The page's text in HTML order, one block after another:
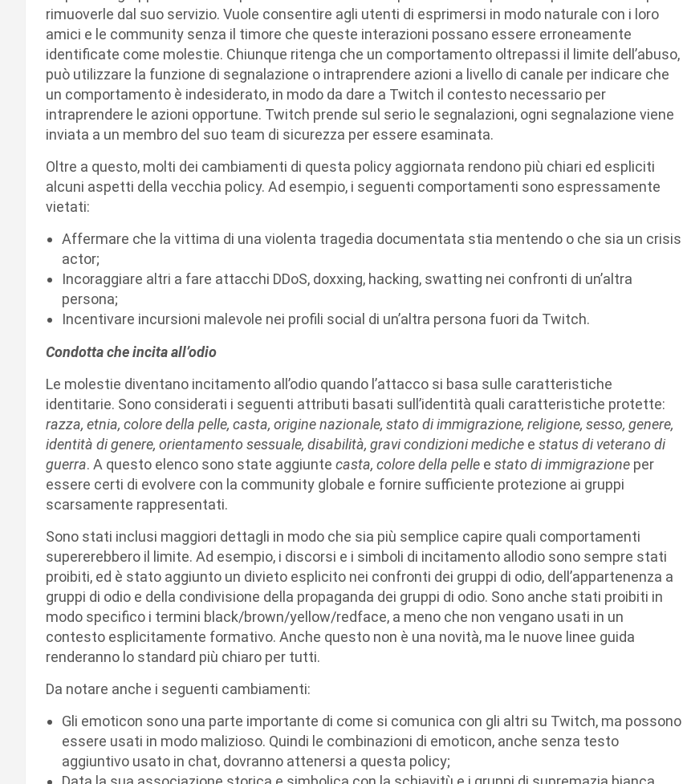
rimuoverle dal suo servizio. Vuole consentire agli utenti di esprimersi in modo naturale con i loro
amici e le community senza il timore che queste interazioni possano essere erroneamente
identificate come molestie. Chiunque ritenga che un comportamento oltrepassi il limite dell’abuso,
può utilizzare la funzione di segnalazione o intraprendere azioni a livello di canale per indicare che
un comportamento è indesiderato, in modo da dare a Twitch il contesto necessario per
intraprendere le azioni opportune. Twitch prende sul serio le segnalazioni, ogni segnalazione viene
inviata a un membro del suo team di sicurezza per essere esaminata.
Oltre a questo, molti dei cambiamenti di questa policy aggiornata rendono più chiari ed espliciti
alcuni aspetti della vecchia policy. Ad esempio, i seguenti comportamenti sono espressamente
vietati:
Affermare che la vittima di una violenta tragedia documentata stia mentendo o che sia un crisis
actor;
Incoraggiare altri a fare attacchi DDoS, doxxing, hacking, swatting nei confronti di un’altra
persona;
Incentivare incursioni malevole nei profili social di un’altra persona fuori da Twitch.
Condotta che incita all’odio
Le molestie diventano incitamento all’odio quando l’attacco si basa sulle caratteristiche
identitarie. Sono considerati i seguenti attributi basati sull’identità quali caratteristiche protette:
razza, etnia, colore della pelle, casta, origine nazionale, stato di immigrazione, religione, sesso, genere,
identità di genere, orientamento sessuale, disabilità, gravi condizioni mediche e status di veterano di
guerra. A questo elenco sono state aggiunte casta, colore della pelle e stato di immigrazione per
essere certi di evolvere con la community globale e fornire sufficiente protezione ai gruppi
scarsamente rappresentati.
Sono stati inclusi maggiori dettagli in modo che sia più semplice capire quali comportamenti
supererebbero il limite. Ad esempio, i discorsi e i simboli di incitamento allodio sono sempre stati
proibiti, ed è stato aggiunto un divieto esplicito nei confronti dei gruppi di odio, dell’appartenenza a
gruppi di odio e della condivisione della propaganda dei gruppi di odio. Sono anche stati proibiti in
modo specifico i termini black/brown/yellow/redface, a meno che non vengano usati in un
contesto esplicitamente formativo. Anche questo non è una novità, ma le nuove linee guida
renderanno lo standard più chiaro per tutti.
Da notare anche i seguenti cambiamenti:
Gli emoticon sono una parte importante di come si comunica con gli altri su Twitch, ma possono
essere usati in modo malizioso. Quindi le combinazioni di emoticon, anche senza testo
aggiuntivo usato in chat, dovranno attenersi a questa policy;